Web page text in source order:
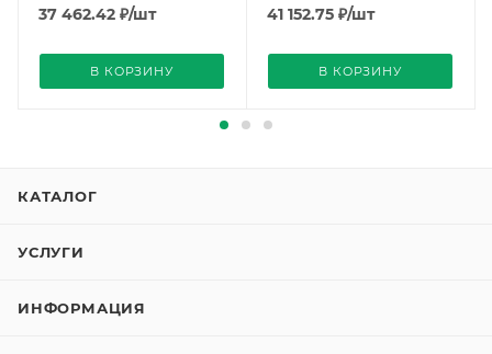
Siemens
37 462.42 ₽/шт
В КОРЗИНУ
Siemens
41 152.75 ₽/шт
В КОРЗИНУ
КАТАЛОГ
УСЛУГИ
ИНФОРМАЦИЯ